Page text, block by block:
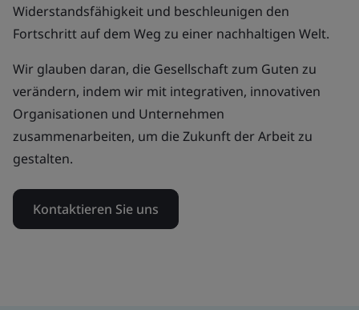
Widerstandsfähigkeit und beschleunigen den
Fortschritt auf dem Weg zu einer nachhaltigen Welt.
Wir glauben daran, die Gesellschaft zum Guten zu
verändern, indem wir mit integrativen, innovativen
Organisationen und Unternehmen
zusammenarbeiten, um die Zukunft der Arbeit zu
gestalten.
Kontaktieren Sie uns